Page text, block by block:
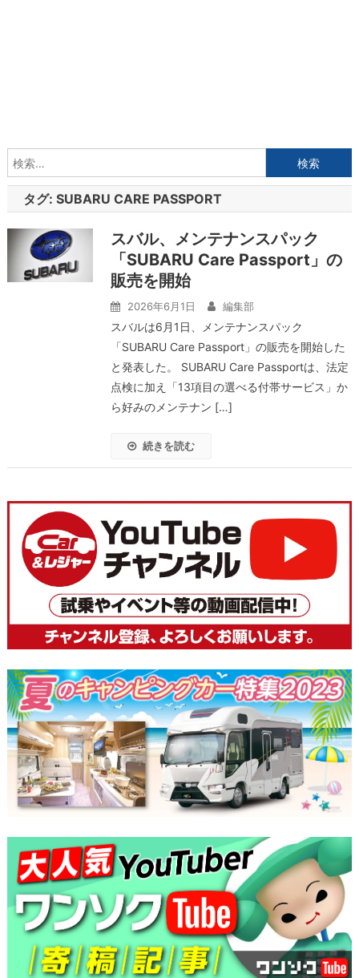
索:
タグ: SUBARU CARE PASSPORT
スバル、メンテナンスパック
「SUBARU Care Passport」の
販売を開始
2026年6月1日 編集部
スバルは6月1日、メンテナンスパック
「SUBARU Care Passport」の販売を開始した
と発表した。 SUBARU Care Passportは、法定
点検に加え「13項目の選べる付帯サービス」か
ら好みのメンテナン […]
続きを読む